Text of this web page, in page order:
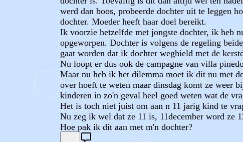
werd dan boos, probeerde dochter uit te leggen
dochter. Moeder heeft haar doel bereikt.
Ik voorzie hetzelfde met jongste dochter, ik heb
opgeworpen. Dochter is volgens de regeling
gaat worden dat ik dochter weghield met de
Nu loopt er dus ook de campagne van villa
Maar nu heb ik het dilemma moet ik dit nu met
over hoeft te weten maar dinsdag komt ze weer
kinderen in zo'n geval heel goed weten wat de
Het is toch niet juist om aan n 11 jarig kind te
Nu zeg ik wel dat ze 11 is, 11december word ze
Hoe pak ik dit aan met m'n dochter?